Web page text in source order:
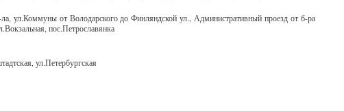
ул.Коммуны от Володарского до Финляндской ул., Административный проезд от б-ра
пос.Петрославянка
ул.Петербургская